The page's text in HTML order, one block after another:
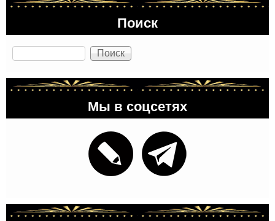
Поиск
Поиск
Мы в соцсетях